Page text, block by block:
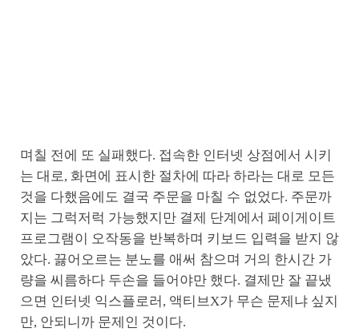
며칠 전에 또 실패했다. 접속한 인터넷 상점에서 시키
는 대로, 화면에 표시한 절차에 따라 하라는 대로 모든
것을 다했음에도 결국 주문을 마칠 수 없었다. 주문까
지는 그럭저럭 가능했지만 결제 단계에서 페이게이트
프로그램이 오작동을 반복하며 키보드 입력을 받지 않
았다. 끓어오르는 분노를 애써 참으며 거의 한시간 가
량을 씨름하다 두손을 들어야만 했다. 결제만 잘 끝냈
으면 인터넷 익스플로러, 액티브X가 무슨 문제냐 싶지
만, 안되니까 문제인 것이다.